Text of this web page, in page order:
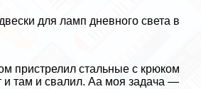
для ламп дневного света в
пристрелил стальные с крюком
и там и свалил. Аа моя задача —